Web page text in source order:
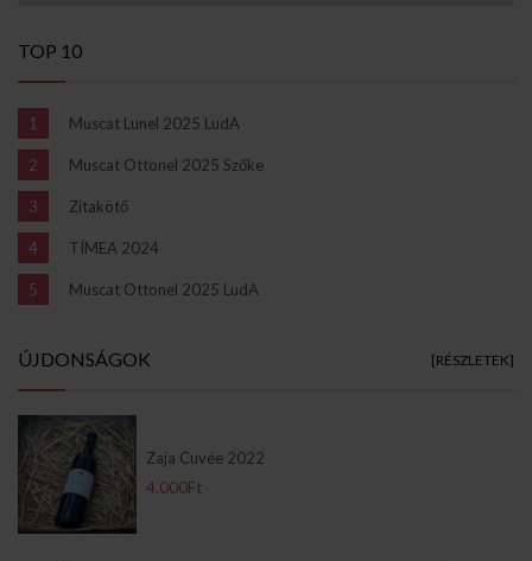
TOP 10
Muscat Lunel 2025 LudA
Muscat Ottonel 2025 Szőke
Zitakötő
TÍMEA 2024
Muscat Ottonel 2025 LudA
ÚJDONSÁGOK [RÉSZLETEK]
Zaja Cuvée 2022
4.000Ft